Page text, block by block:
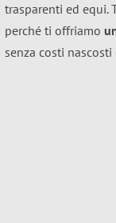
trasparenti ed equi.
perché ti offriamo
senza costi